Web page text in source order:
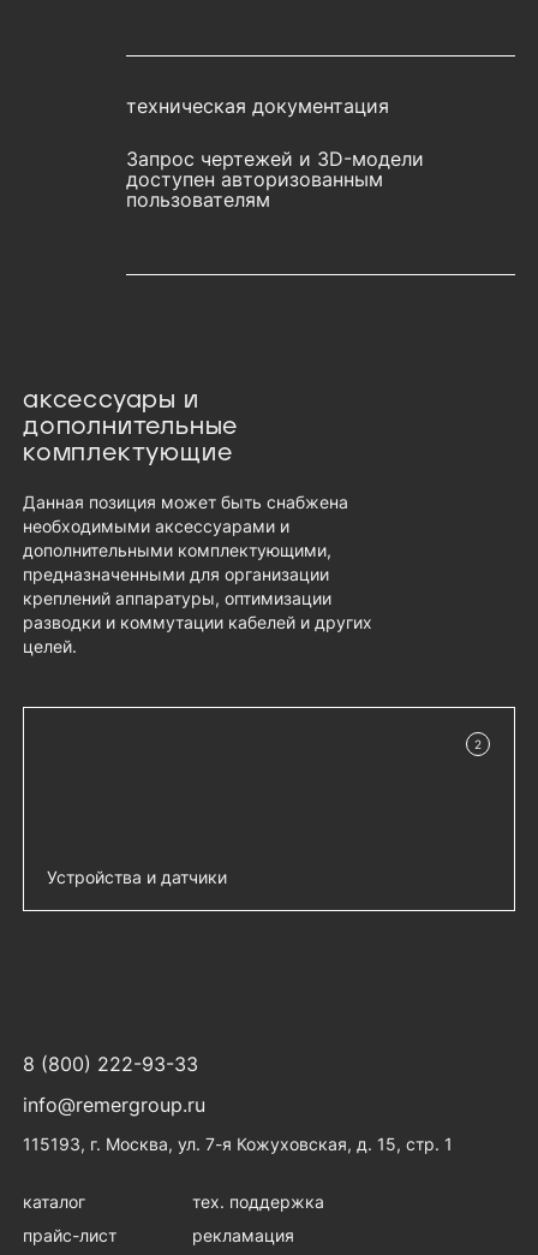
техническая документация
Запрос чертежей и 3D-модели
доступен авторизованным
пользователям
аксессуары и
дополнительные
комплектующие
Данная позиция может быть снабжена
необходимыми аксессуарами и
дополнительными комплектующими,
предназначенными для организации
креплений аппаратуры, оптимизации
разводки и коммутации кабелей и других
целей.
Устройства и датчики
в наличии
2
8 (800) 222-93-33
info@remergroup.ru
115193, г. Москва, ул. 7-я Кожуховская, д. 15, стр. 1
каталог
прайс-лист
тех. поддержка
рекламация